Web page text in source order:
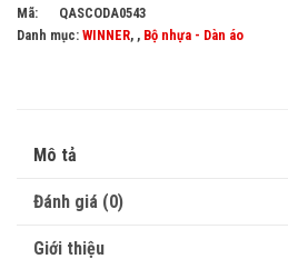
Mã:
QASCODA0543
Danh mục: WINNER, , Bộ nhựa - Dàn áo
Mô tả
Đánh giá (0)
Giới thiệu